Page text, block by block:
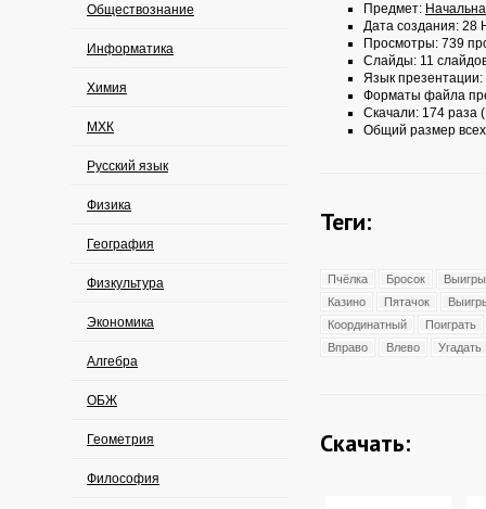
Обществознание
Информатика
Химия
МХК
Русский язык
Физика
География
Физкультура
Экономика
Алгебра
ОБЖ
Геометрия
Философия
Предмет:
Дата создания: 28
Просмотры: 739
Слайды: 11
Язык презентации:
Форматы файла
Скачали: 174 раза
Общий размер
Теги:
Пчёлка Бросок
Казино
Пятачок
Координатный
Поиграть
Вправо
Влево Угадать
Скачать: